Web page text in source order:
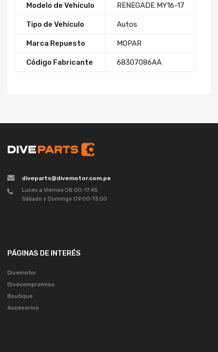
Modelo de Vehículo RENEGADE MY16-17
Tipo de Vehículo Autos
Marca Repuesto MOPAR
Código Fabricante 68307086AA
diveparts@divemotor.com.pe
Lunes a Viernes 08:00-17:45
Sábado y Domingo 09:00-13:00
PÁGINAS DE INTERÉS
Divemotor
Divecompromiso
Boutique
Accesorios